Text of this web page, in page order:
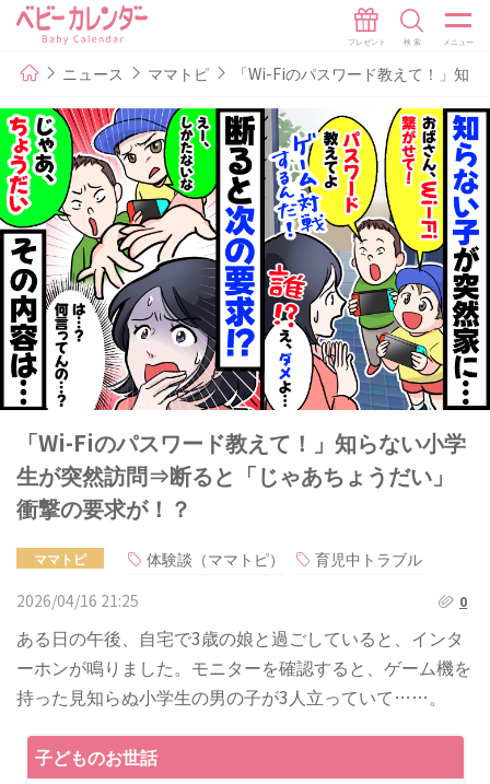
ニュース ママトピ 「Wi-Fiのパスワード教えて！」知
「Wi-Fiのパスワード教えて！」知らない小学
生が突然訪問⇒断ると「じゃあちょうだい」
衝撃の要求が！？
ママトピ 体験談（ママトピ）
育児中トラブル
2026/04/16 21:25
0
ある日の午後、自宅で3歳の娘と過ごしていると、インタ
ーホンが鳴りました。モニターを確認すると、ゲーム機を
持った見知らぬ小学生の男の子が3人立っていて……。
子どものお世話